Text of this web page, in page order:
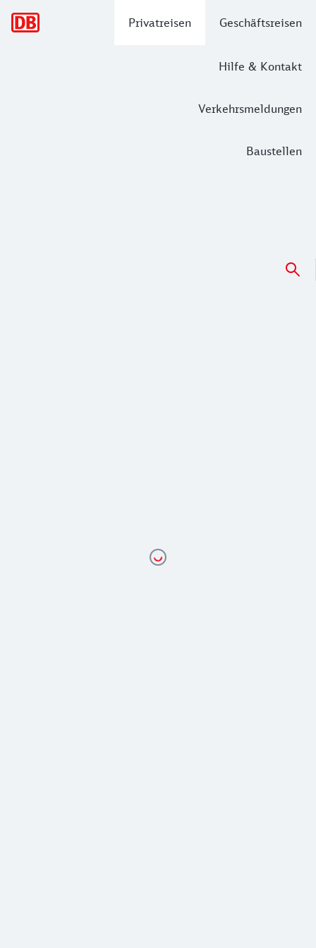
Privatreisen Geschäftsreisen
Hilfe & Kontakt
Verkehrsmeldungen
Baustellen